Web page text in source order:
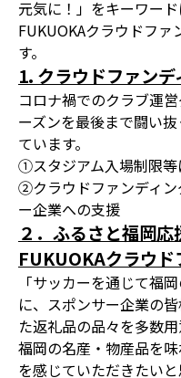
元気に！」をキーワー
FUKUOKAクラウドフ
す。
1. クラウドファン
コロナ禍でのクラブ運
ーズンを最後まで闘い
ています。
①スタジアム入場制限
②クラウドファンディ
ー企業への支援
２．ふるさと福岡
FUKUOKAクラウ
「サッカーを通じて福
に、スポンサー企業の
た返礼品の品々を多数
福岡の名産・物産品を
を感じていただきたいと